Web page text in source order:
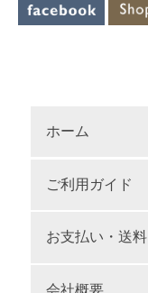
ホーム
ご利用ガイド
お支払い・送料
会社概要